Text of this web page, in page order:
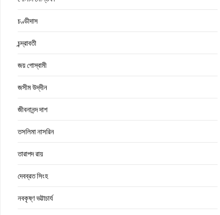
চণ্ডীদাস
চন্দ্রাবতী
জয় গোস্বামী
জসীম উদ্‌দীন
জীবনানন্দ দাশ
তসলিমা নাসরিন
তারাপদ রায়
দেবব্রত সিংহ
নবকৃষ্ণ ভট্টাচার্য